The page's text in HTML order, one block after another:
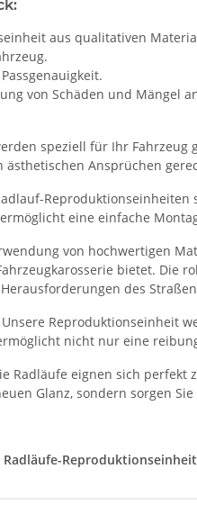
aus qualitativen
von Schäden und Mängel
speziell für Ihr
Ansprüchen
eine einfache
von hochwertigen
bietet. Die
des
Unsere Reproduktionseinheit
nicht nur eine
Radläufe eignen sich perfekt
Glanz, sondern sorgen